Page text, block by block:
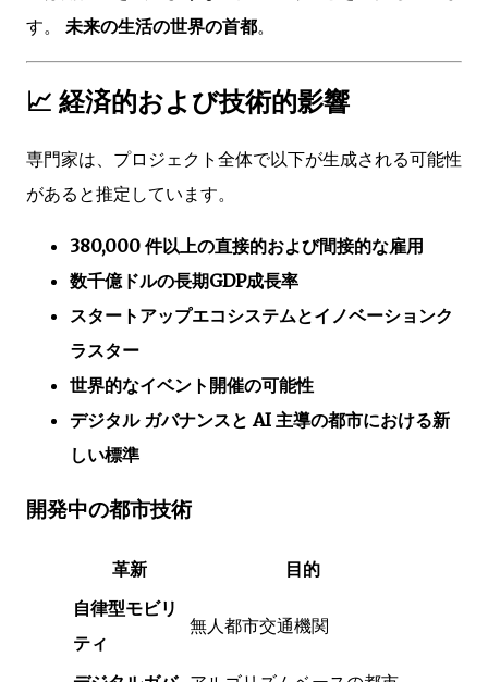
す。 未来の生活の世界の首都。
📈 経済的および技術的影響
専門家は、プロジェクト全体で以下が生成される可能性
があると推定しています。
380,000 件以上の直接的および間接的な雇用
数千億ドルの長期GDP成長率
スタートアップエコシステムとイノベーションク
ラスター
世界的なイベント開催の可能性
デジタル ガバナンスと AI 主導の都市における新
しい標準
開発中の都市技術
革新
目的
自律型モビリ
ティ
無人都市交通機関